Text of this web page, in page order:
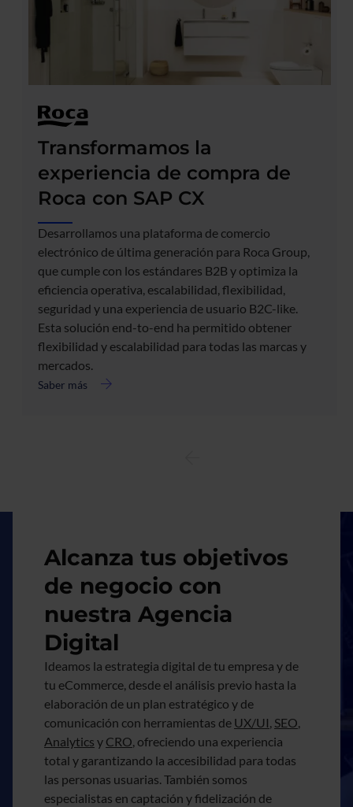
Transformamos la
experiencia de compra de
Roca con SAP CX
Desarrollamos una plataforma de comercio
electrónico de última generación para Roca Group,
que cumple con los estándares B2B y optimiza la
eficiencia operativa, escalabilidad, flexibilidad,
seguridad y una experiencia de usuario B2C-like.
Esta solución end-to-end ha permitido obtener
flexibilidad y escalabilidad para todas las marcas y
mercados.
Saber más
acerca
SAP
Alcanza tus objetivos
de negocio con
nuestra Agencia
Digital
Ideamos la estrategia digital de tu empresa y de
tu eCommerce, desde el análisis previo hasta la
elaboración de un plan estratégico y de
comunicación con herramientas de UX/UI, SEO,
Analytics y CRO, ofreciendo una experiencia
total y garantizando la accesibilidad para todas
las personas usuarias. También somos
especialistas en captación y fidelización de